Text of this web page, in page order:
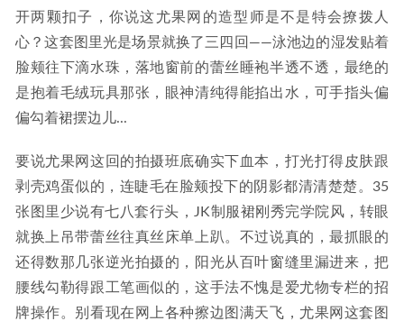
开两颗扣子，你说这尤果网的造型师是不是特会撩拨人
心？这套图里光是场景就换了三四回——泳池边的湿发贴着
脸颊往下滴水珠，落地窗前的蕾丝睡袍半透不透，最绝的
是抱着毛绒玩具那张，眼神清纯得能掐出水，可手指头偏
偏勾着裙摆边儿...
要说尤果网这回的拍摄班底确实下血本，打光打得皮肤跟
剥壳鸡蛋似的，连睫毛在脸颊投下的阴影都清清楚楚。35
张图里少说有七八套行头，JK制服裙刚秀完学院风，转眼
就换上吊带蕾丝往真丝床单上趴。不过说真的，最抓眼的
还得数那几张逆光拍摄的，阳光从百叶窗缝里漏进来，把
腰线勾勒得跟工笔画似的，这手法不愧是爱尤物专栏的招
牌操作。别看现在网上各种擦边图满天飞，尤果网这套图